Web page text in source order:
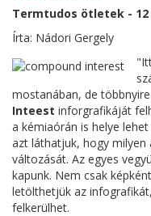
Termtudos ötletek - 12
Írta: Nádori Gergely
mostanában, de
Inteest inforgrafikáját
a kémiaórán is helye
azt láthatjuk, hogy milyen
változását. Az egyes
kapunk. Nem csak
letölthetjük az
felkerülhet.